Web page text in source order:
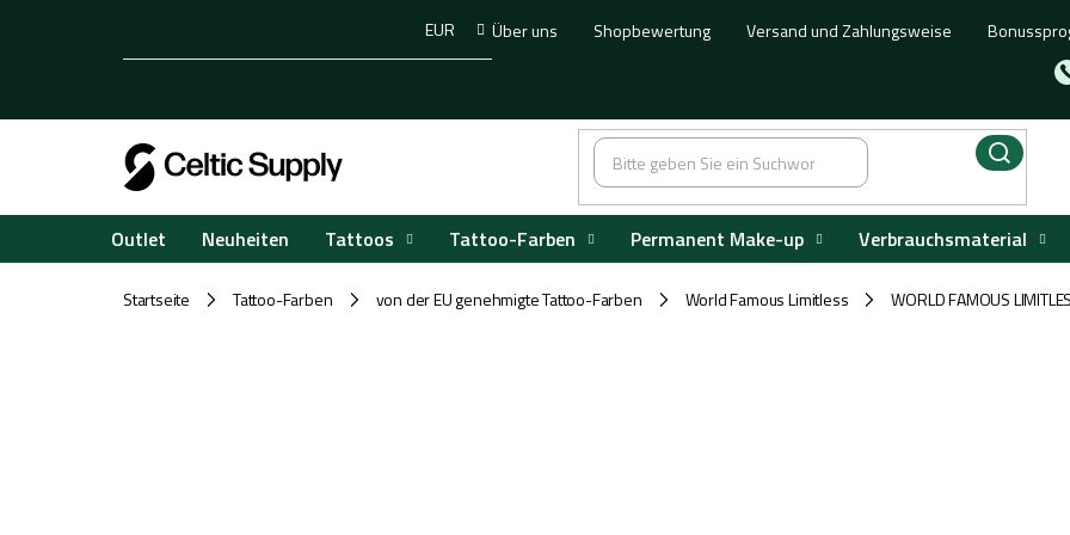
Über uns Shopbewertung Versand und Zahlungsweise
EUR
Outlet Neuheiten Tattoos Tattoo-Farben Permanent Make-up Verbrauchsmaterial
Startseite / Tattoo-Farben / von der EU genehmigte Tattoo-Farben / World Famous Limitless / WORLD FAMOUS